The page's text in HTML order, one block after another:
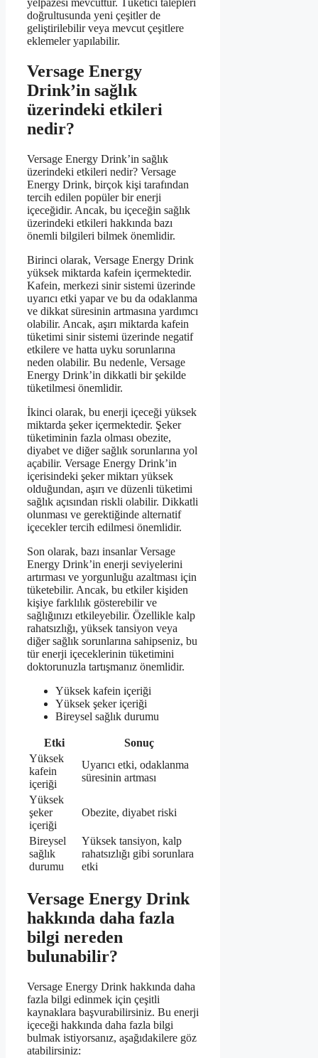
yelpazesi mevcuttur. Tüketici talepleri
doğrultusunda yeni çeşitler de
geliştirilebilir veya mevcut çeşitlere
eklemeler yapılabilir.
Versage Energy
Drink’in sağlık
üzerindeki etkileri
nedir?
Versage Energy Drink’in sağlık
üzerindeki etkileri nedir? Versage
Energy Drink, birçok kişi tarafından
tercih edilen popüler bir enerji
içeceğidir. Ancak, bu içeceğin sağlık
üzerindeki etkileri hakkında bazı
önemli bilgileri bilmek önemlidir.
Birinci olarak, Versage Energy Drink
yüksek miktarda kafein içermektedir.
Kafein, merkezi sinir sistemi üzerinde
uyarıcı etki yapar ve bu da odaklanma
ve dikkat süresinin artmasına yardımcı
olabilir. Ancak, aşırı miktarda kafein
tüketimi sinir sistemi üzerinde negatif
etkilere ve hatta uyku sorunlarına
neden olabilir. Bu nedenle, Versage
Energy Drink’in dikkatli bir şekilde
tüketilmesi önemlidir.
İkinci olarak, bu enerji içeceği yüksek
miktarda şeker içermektedir. Şeker
tüketiminin fazla olması obezite,
diyabet ve diğer sağlık sorunlarına yol
açabilir. Versage Energy Drink’in
içerisindeki şeker miktarı yüksek
olduğundan, aşırı ve düzenli tüketimi
sağlık açısından riskli olabilir. Dikkatli
olunması ve gerektiğinde alternatif
içecekler tercih edilmesi önemlidir.
Son olarak, bazı insanlar Versage
Energy Drink’in enerji seviyelerini
artırması ve yorgunluğu azaltması için
tüketebilir. Ancak, bu etkiler kişiden
kişiye farklılık gösterebilir ve
sağlığınızı etkileyebilir. Özellikle kalp
rahatsızlığı, yüksek tansiyon veya
diğer sağlık sorunlarına sahipseniz, bu
tür enerji içeceklerinin tüketimini
doktorunuzla tartışmanız önemlidir.
Yüksek kafein içeriği
Yüksek şeker içeriği
Bireysel sağlık durumu
Etki
Sonuç
Yüksek
kafein
içeriği
Uyarıcı etki, odaklanma
süresinin artması
Yüksek
şeker
içeriği
Obezite, diyabet riski
Bireysel
sağlık
durumu
Yüksek tansiyon, kalp
rahatsızlığı gibi sorunlara
etki
Versage Energy Drink
hakkında daha fazla
bilgi nereden
bulunabilir?
Versage Energy Drink hakkında daha
fazla bilgi edinmek için çeşitli
kaynaklara başvurabilirsiniz. Bu enerji
içeceği hakkında daha fazla bilgi
bulmak istiyorsanız, aşağıdakilere göz
atabilirsiniz: